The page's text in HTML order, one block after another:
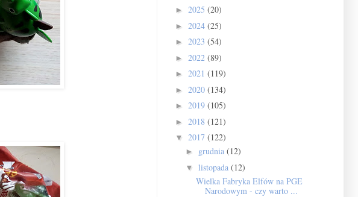
► 2025 (20)
► 2024 (25)
► 2023 (54)
► 2022 (89)
► 2021 (119)
► 2020 (134)
► 2019 (105)
► 2018 (121)
▼ 2017 (122)
► grudnia (12)
▼ listopada (12)
Wielka Fabryka Elfów na PGE
Narodowym - czy warto ...